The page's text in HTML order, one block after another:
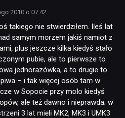
2010 o 07:42
takiego nie stwierdziłem. Ileś lat
samym morzem jakiś namiot z
plus jeszcze kilka kiedyś stało
pubie, ale to pierwsze to
jednorazówka, a to drugie to
– i tak więcej osób tam w
w Sopocie przy molo kiedyś
ale też dawno i nieprawda; w
3 lat mieli MK2, MK3 i UMK3